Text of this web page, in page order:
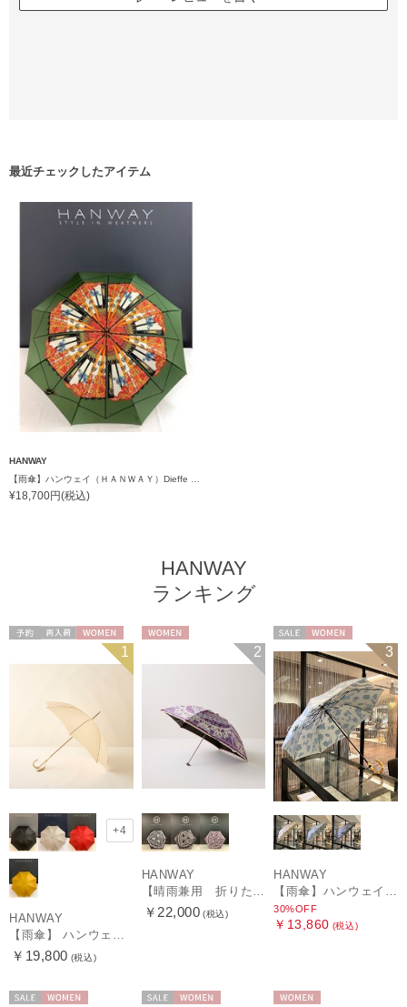
最近チェックしたアイテム
HANWAY
¥18,700円(税込)
HANWAY
ランキング
WOMEN 1
+4
HANWAY
￥19,800 (税込)
2
HANWAY
【晴雨兼用 折りたたみ日傘】ハンウェイ（ＨＡＮＷＡＹ）Vestido de frida（べスティード・デ・フリーダ）
￥22,000 (税込)
3
HANWAY
【雨傘】ハンウェイ (HANWAY) Lily CJ（リリー・シー・ジェー） 日本製 親骨：51～55cm
30%OFF
￥13,860 (税込)